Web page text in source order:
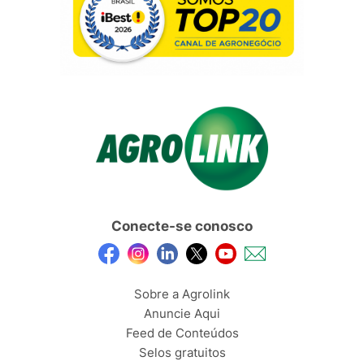
Conecte-se conosco
Sobre a Agrolink
Anuncie Aqui
Feed de Conteúdos
Selos gratuitos